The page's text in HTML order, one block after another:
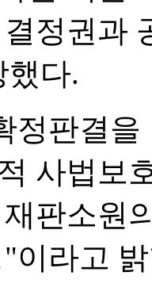
정권과
다.
정판결
사법보
판소원
이라고